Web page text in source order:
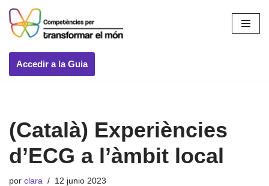
Saltar
contenido
Accedir a la Guia
(Català) Experiències
d’ECG a l’àmbit local
por clara 12 junio 2023